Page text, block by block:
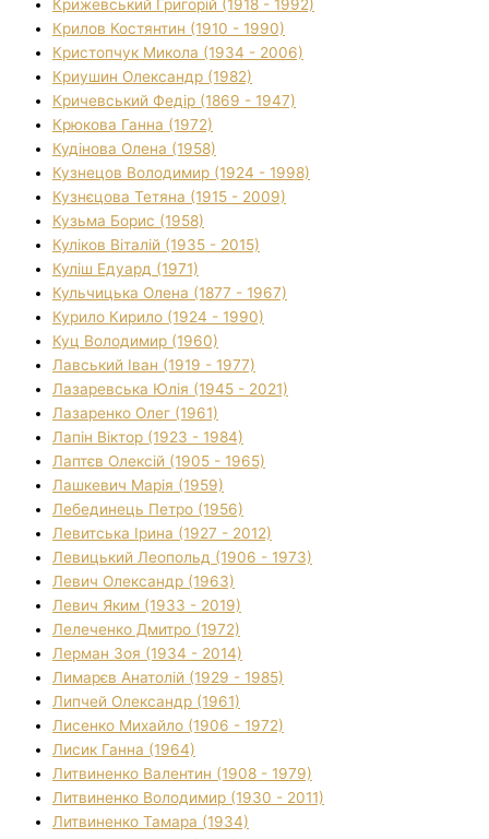
Крижевський Григорій (1918 - 1992)
Крилов Костянтин (1910 - 1990)
Кристопчук Микола (1934 - 2006)
Криушин Олександр (1982)
Кричевський Федір (1869 - 1947)
Крюкова Ганна (1972)
Кудінова Олена (1958)
Кузнецов Володимир (1924 - 1998)
Кузнєцова Тетяна (1915 - 2009)
Кузьма Борис (1958)
Куліков Віталій (1935 - 2015)
Куліш Едуард (1971)
Кульчицька Олена (1877 - 1967)
Курило Кирило (1924 - 1990)
Куц Володимир (1960)
Лавський Іван (1919 - 1977)
Лазаревська Юлія (1945 - 2021)
Лазаренко Олег (1961)
Лапін Віктор (1923 - 1984)
Лаптєв Олексій (1905 - 1965)
Лашкевич Марія (1959)
Лебединець Петро (1956)
Левитська Ірина (1927 - 2012)
Левицький Леопольд (1906 - 1973)
Левич Олександр (1963)
Левич Яким (1933 - 2019)
Лелеченко Дмитро (1972)
Лерман Зоя (1934 - 2014)
Лимарєв Анатолій (1929 - 1985)
Липчей Олександр (1961)
Лисенко Михайло (1906 - 1972)
Лисик Ганна (1964)
Литвиненко Валентин (1908 - 1979)
Литвиненко Володимир (1930 - 2011)
Литвиненко Тамара (1934)